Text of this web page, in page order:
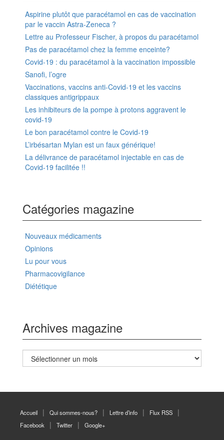
Aspirine plutôt que paracétamol en cas de vaccination
par le vaccin Astra-Zeneca ?
Lettre au Professeur Fischer, à propos du paracétamol
Pas de paracétamol chez la femme enceinte?
Covid-19 : du paracétamol à la vaccination impossible
Sanofi, l’ogre
Vaccinations, vaccins anti-Covid-19 et les vaccins
classiques antigrippaux
Les inhibiteurs de la pompe à protons aggravent le
covid-19
Le bon paracétamol contre le Covid-19
L’irbésartan Mylan est un faux générique!
La délivrance de paracétamol injectable en cas de
Covid-19 facilitée !!
Catégories magazine
Nouveaux médicaments
Opinions
Lu pour vous
Pharmacovigilance
Diététique
Archives magazine
Archives
magazine
Accueil Qui sommes-nous? Lettre d’info
Flux RSS
Facebook
Twitter Google+